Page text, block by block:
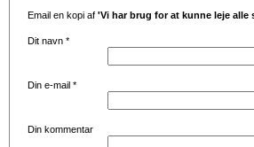
Email en kopi af 'Vi har brug for at kunne leje alle
Dit navn *
Din e-mail *
Din kommentar